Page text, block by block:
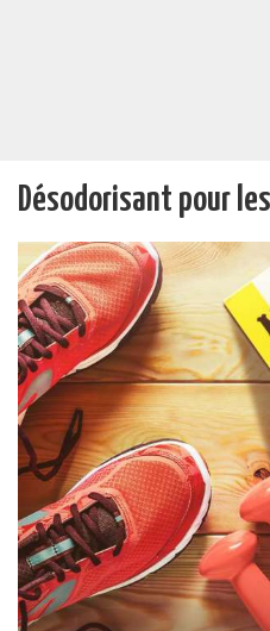
Désodorisant pour